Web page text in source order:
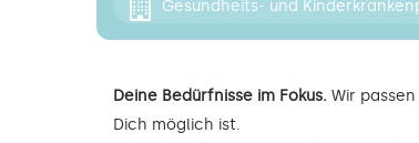
Gesundheits- und
Deine Bedürfnisse im Fokus. Wir
Dich möglich ist.